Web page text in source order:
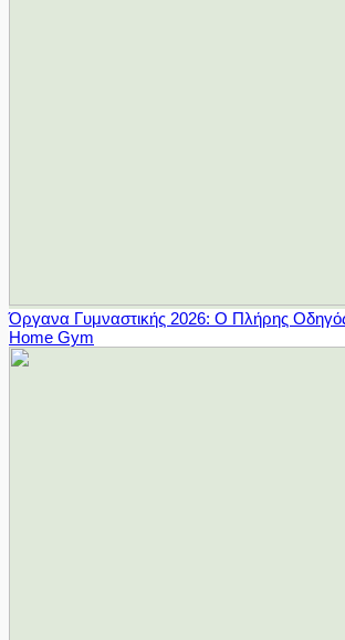
Όργανα Γυμναστικής 2026: Ο Πλήρης Οδηγός
Home Gym